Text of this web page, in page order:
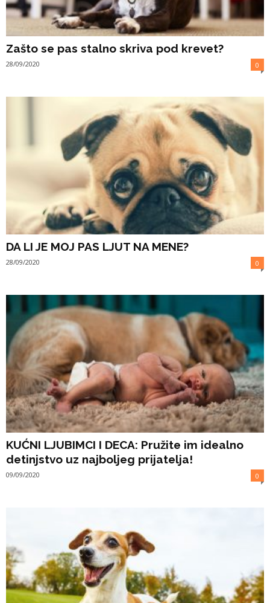
Zašto se pas stalno skriva pod krevet?
28/09/2020 0
DA LI JE MOJ PAS LJUT NA MENE?
28/09/2020 0
KUĆNI LJUBIMCI I DECA: Pružite im idealno
detinjstvo uz najboljeg prijatelja!
09/09/2020 0